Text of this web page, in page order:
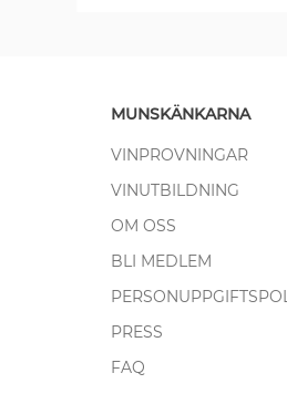
MUNSKÄNKARNA
VINPROVNINGAR
VINUTBILDNING
OM OSS
BLI MEDLEM
PRESS
FAQ